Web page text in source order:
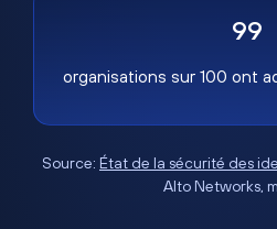
99
organisations sur 100 ont
Source: État de la sécurité des
Alto Networks,